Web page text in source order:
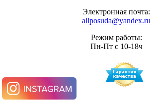
Электронная почта:
allposuda@yandex.ru
Режим работы:
Пн-Пт с 10-18ч